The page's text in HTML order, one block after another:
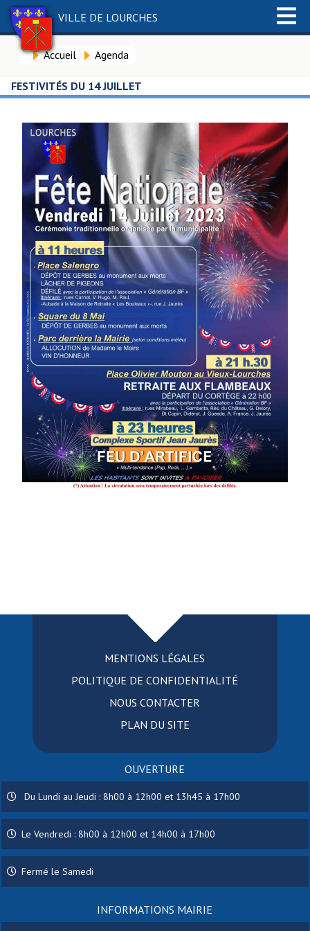
VILLE DE LOURCHES
Accueil Agenda
FESTIVITÉS DU 14 JUILLET
MENTIONS LÉGALES
POLITIQUE DE CONFIDENTIALITÉ
NOUS CONTACTER
PLAN DU SITE
OUVERTURE
Du Lundi au Jeudi : 8h00 à 12h00 et 13h45 à 17h00
Le Vendredi : 8h00 à 12h00 et 14h00 à 17h00
Fermé le Samedi
INFORMATIONS MAIRIE